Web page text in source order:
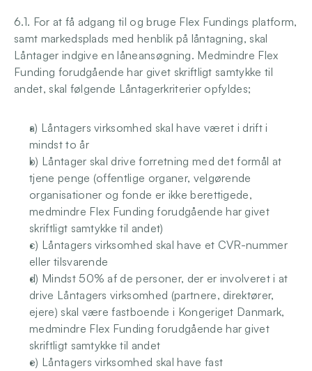
6.1. For at få adgang til og bruge Flex Fundings platform,
samt markedsplads med henblik på låntagning, skal
Låntager indgive en låneansøgning. Medmindre Flex
Funding forudgående har givet skriftligt samtykke til
andet, skal følgende Låntagerkriterier opfyldes;
a) Låntagers virksomhed skal have været i drift i
mindst to år
b) Låntager skal drive forretning med det formål at
tjene penge (offentlige organer, velgørende
organisationer og fonde er ikke berettigede,
medmindre Flex Funding forudgående har givet
skriftligt samtykke til andet)
c) Låntagers virksomhed skal have et CVR-nummer
eller tilsvarende
d) Mindst 50% af de personer, der er involveret i at
drive Låntagers virksomhed (partnere, direktører,
ejere) skal være fastboende i Kongeriget Danmark,
medmindre Flex Funding forudgående har givet
skriftligt samtykke til andet
e) Låntagers virksomhed skal have fast